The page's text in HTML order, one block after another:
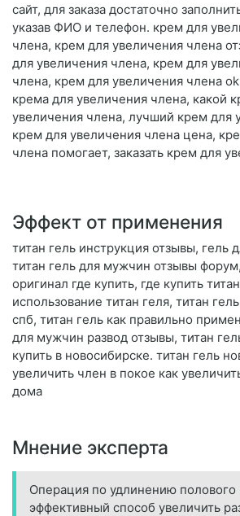
сайт, для заказа достаточно
указав ФИО и телефон. крем для
члена, крем для увеличения члена
для увеличения члена, крем для
члена, крем для увеличения члена
крема для увеличения члена, какой
увеличения члена, лучший крем для
крем для увеличения члена цена,
члена помогает, заказать крем для
Эффект от применения
титан гель инструкция отзывы, гель
титан гель для мужчин отзывы
оригинал где купить, где купить
использование титан геля, титан
спб, титан гель как правильно
для мужчин развод отзывы, титан
купить в новосибирске. титан гель
увеличить член в покое как
дома
Мнение эксперта
Операция по удлинению
эффективный способ увеличить